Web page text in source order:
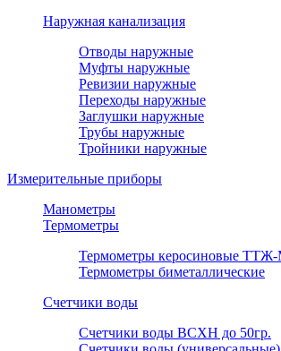
Наружная канализация
Отводы наружные
Муфты наружные
Ревизии наружные
Переходы наружные
Заглушки наружные
Трубы наружные
Тройники наружные
Измерительные приборы
Манометры
Термометры
Термометры керосиновые
Термометры биметаллические
Счетчики воды
Счетчики воды ВСХН до 50гр.